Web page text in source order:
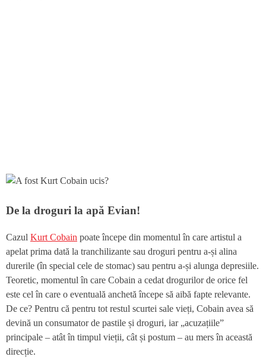
De la droguri la apă Evian!
Cazul Kurt Cobain poate începe din momentul în care artistul a
apelat prima dată la tranchilizante sau droguri pentru a-și alina
durerile (în special cele de stomac) sau pentru a-și alunga depresiile.
Teoretic, momentul în care Cobain a cedat drogurilor de orice fel
este cel în care o eventuală anchetă începe să aibă fapte relevante.
De ce? Pentru că pentru tot restul scurtei sale vieți, Cobain avea să
devină un consumator de pastile și droguri, iar „acuzațiile”
principale – atât în timpul vieții, cât și postum – au mers în această
direcție.